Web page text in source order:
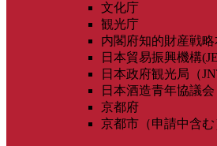
文化庁
観光庁
内閣府知的財産戦略
日本貿易振興機構
日本政府観光局（
日本酒造青年協議会
京都府
京都市（申請中含む